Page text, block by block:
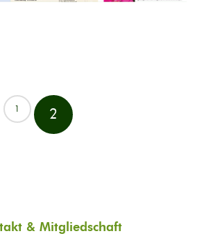
1 2
& Mitgliedschaft